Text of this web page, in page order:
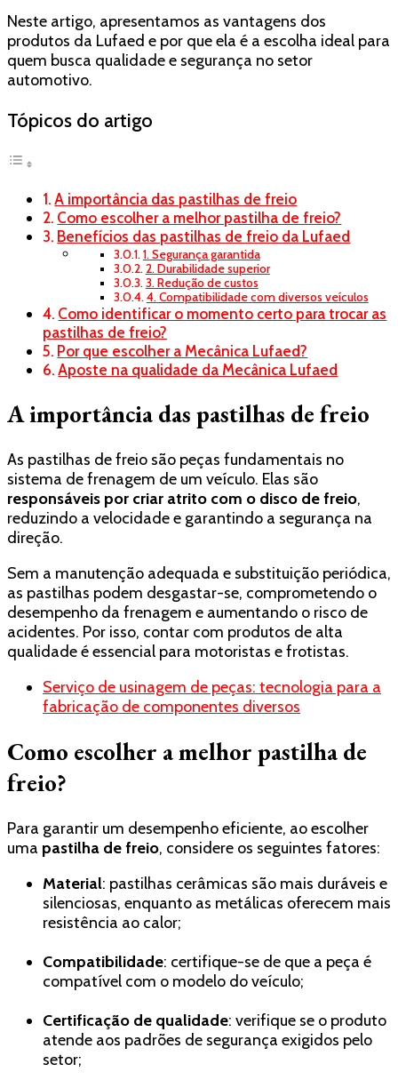
Neste artigo, apresentamos as vantagens dos
produtos da Lufaed e por que ela é a escolha ideal para
quem busca qualidade e segurança no setor
automotivo.
Tópicos do artigo
A importância das pastilhas de freio
Como escolher a melhor pastilha de freio?
Benefícios das pastilhas de freio da Lufaed
1. Segurança garantida
2. Durabilidade superior
3. Redução de custos
4. Compatibilidade com diversos veículos
Como identificar o momento certo para trocar as
pastilhas de freio?
Por que escolher a Mecânica Lufaed?
Aposte na qualidade da Mecânica Lufaed
A importância das pastilhas de freio
As pastilhas de freio são peças fundamentais no
sistema de frenagem de um veículo. Elas são
responsáveis por criar atrito com o disco de freio,
reduzindo a velocidade e garantindo a segurança na
direção.
Sem a manutenção adequada e substituição periódica,
as pastilhas podem desgastar-se, comprometendo o
desempenho da frenagem e aumentando o risco de
acidentes. Por isso, contar com produtos de alta
qualidade é essencial para motoristas e frotistas.
Serviço de usinagem de peças: tecnologia para a
fabricação de componentes diversos
Como escolher a melhor pastilha de
freio?
Para garantir um desempenho eficiente, ao escolher
uma pastilha de freio, considere os seguintes fatores:
Material: pastilhas cerâmicas são mais duráveis e
silenciosas, enquanto as metálicas oferecem mais
resistência ao calor;
Compatibilidade: certifique-se de que a peça é
compatível com o modelo do veículo;
Certificação de qualidade: verifique se o produto
atende aos padrões de segurança exigidos pelo
setor;